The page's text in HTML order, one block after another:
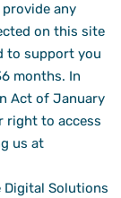
any
on this site
to support you
months. In
Act of January
right to access
us at
Digital Solutions